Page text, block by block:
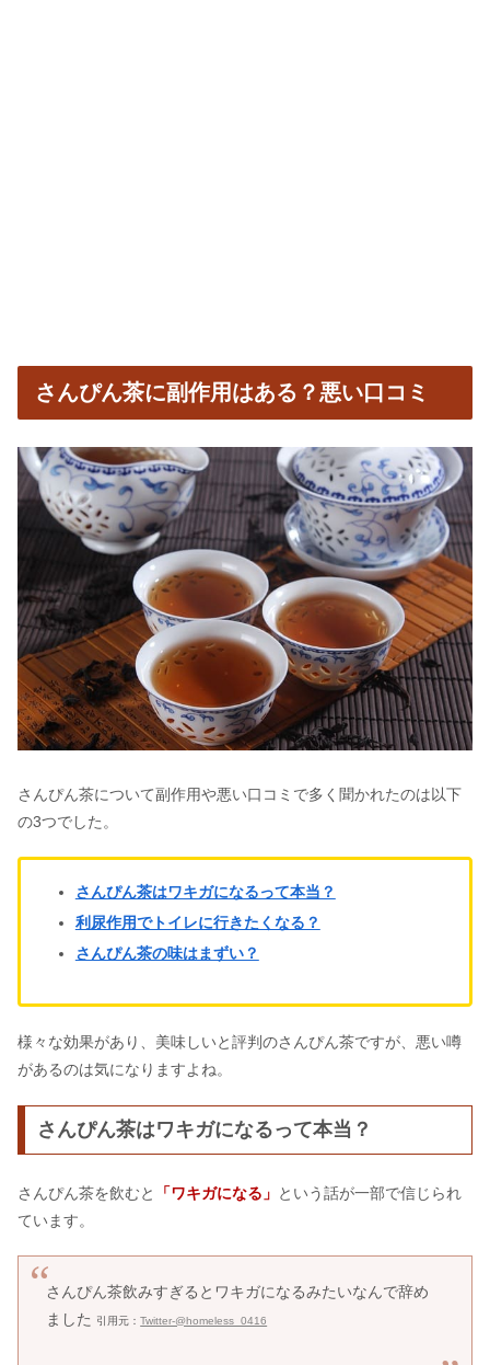
さんぴん茶に副作用はある？悪い口コミ
さんぴん茶について副作用や悪い口コミで多く聞かれたのは以下
の3つでした。
さんぴん茶はワキガになるって本当？
利尿作用でトイレに行きたくなる？
さんぴん茶の味はまずい？
様々な効果があり、美味しいと評判のさんぴん茶ですが、悪い噂
があるのは気になりますよね。
さんぴん茶はワキガになるって本当？
さんぴん茶を飲むと 「ワキガになる」 という話が一部で信じられ
ています。
さんぴん茶飲みすぎるとワキガになるみたいなんで辞め
ました
引用元：Twitter-@homeless_0416